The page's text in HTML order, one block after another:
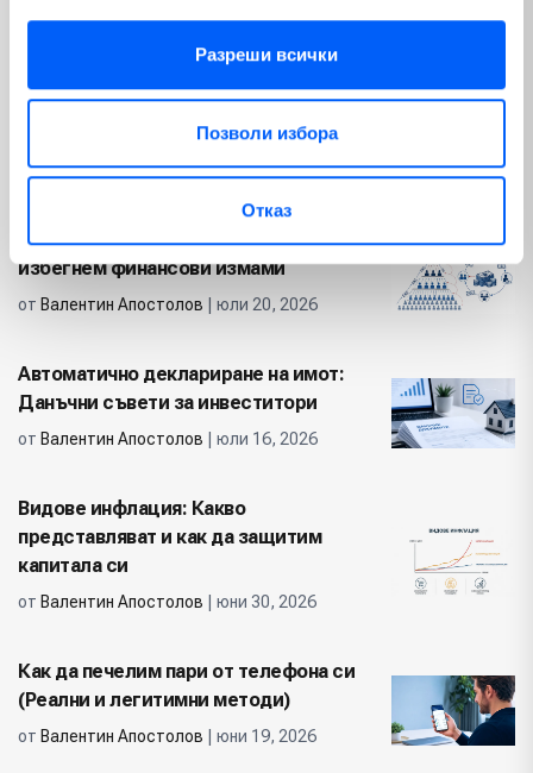
Разреши всички
Позволи избора
Отказ
Популярни
Ключови Форекс фактори, които
движат валутните пазари
отВалентин Апостолов| юли 30, 2026
Схема Понци: Как да разпознаем и
избегнем финансови измами
от Валентин Апостолов | юли 20, 2026
Автоматично деклариране на имот:
Данъчни съвети за инвеститори
от Валентин Апостолов | юли 16, 2026
Видове инфлация: Какво
представляват и как да защитим
капитала си
от Валентин Апостолов | юни 30, 2026
Как да печелим пари от телефона си
(Реални и легитимни методи)
от Валентин Апостолов | юни 19, 2026